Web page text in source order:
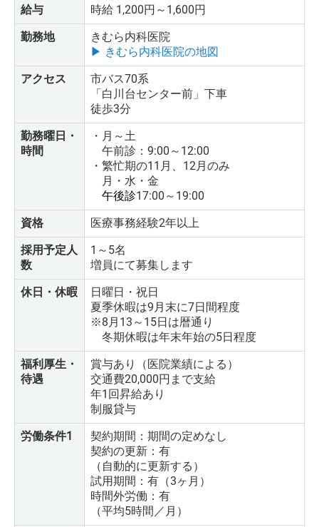
給与
時給 1,200円～1,600円
勤務地
きむら内科医院
▶ きむら内科医院の地図
アクセス
市バス70系
「白川台センター前」下車
徒歩3分
勤務曜日・
時間
・月～土
午前診：9:00～12:00
・繁忙期の11月、12月のみ
月・水・金
午後診17:00～19:00
資格
医療事務経験2年以上
採用予定人
数
1～5名
増員にて募集します
休日・休暇
日曜日・祝日
夏季休暇は9月末に7日間程度
※8月13～15日は暦通り
冬期休暇は年末年始の5日程度
福利厚生・
待遇
賞与あり（医院業績による）
交通費20,000円まで支給
年1回昇給あり
制服貸与
労働条件1
契約期間：期間の定めなし
契約の更新：有
（自動的に更新する）
試用期間：有（3ヶ月）
時間外労働：有
（平均5時間／月）